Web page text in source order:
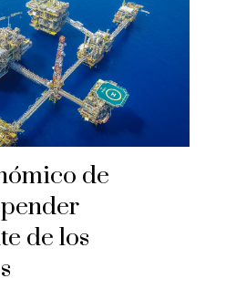
de
de los